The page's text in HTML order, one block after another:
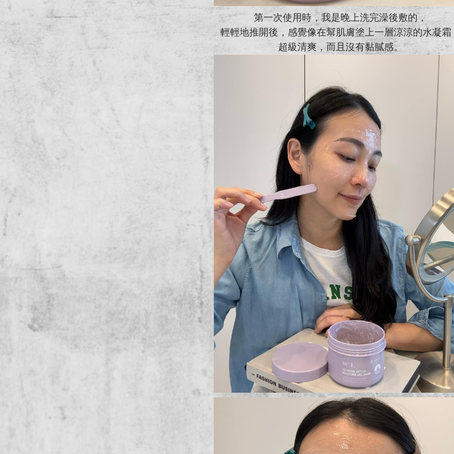
第一次使用時，我是晚上洗完澡後敷的，
輕輕地推開後，感覺像在幫肌膚塗上一層涼涼的水凝霜
超級清爽，而且沒有黏膩感。